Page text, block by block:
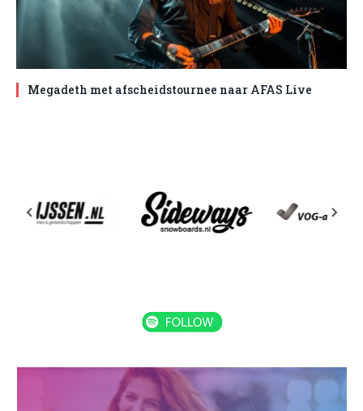
Megadeth met afscheidstournee naar AFAS Live